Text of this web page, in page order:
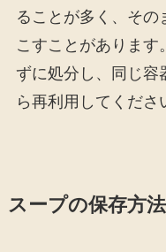
ることが多く、その
こすことがあります
ずに処分し、同じ容
ら再利用してくださ
スープの保存方